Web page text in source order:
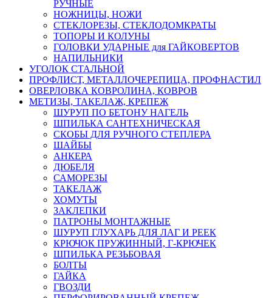
РУЧНЫЕ
НОЖНИЦЫ, НОЖИ
СТЕКЛОРЕЗЫ, СТЕКЛОДОМКРАТЫ
ТОПОРЫ И КОЛУНЫ
ГОЛОВКИ УДАРНЫЕ для ГАЙКОВЕРТОВ
НАПИЛЬНИКИ
УГОЛОК СТАЛЬНОЙ
ПРОФЛИСТ, МЕТАЛЛОЧЕРЕПИЦА, ПРОФНАСТИЛ
ОВЕРЛОВКА КОВРОЛИНА, КОВРОВ
МЕТИЗЫ, ТАКЕЛАЖ, КРЕПЕЖ
ШУРУП ПО БЕТОНУ НАГЕЛЬ
ШПИЛЬКА САНТЕХНИЧЕСКАЯ
СКОБЫ ДЛЯ РУЧНОГО СТЕПЛЕРА
ШАЙБЫ
АНКЕРА
ДЮБЕЛЯ
САМОРЕЗЫ
ТАКЕЛАЖ
ХОМУТЫ
ЗАКЛЕПКИ
ПАТРОНЫ МОНТАЖНЫЕ
ШУРУП ГЛУХАРЬ ДЛЯ ЛАГ И РЕЕК
КРЮЧОК ПРУЖИННЫЙ, Г-КРЮЧЕК
ШПИЛЬКА РЕЗЬБОВАЯ
БОЛТЫ
ГАЙКА
ГВОЗДИ